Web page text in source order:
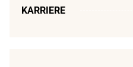
KARRIERE